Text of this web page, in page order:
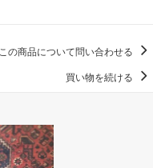
この商品について問い合わせる
買い物を続ける